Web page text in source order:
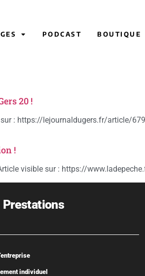
PODCAST BOUTIQUE
20 !
: https://lejournaldugers.fr/article/
!
visible sur : https://
Prestations
individuel